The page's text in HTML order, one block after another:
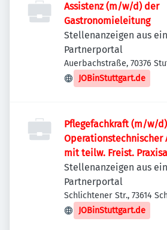
Assistenz (m/w/d) der
Gastronomieleitung
Stellenanzeigen aus
Partnerportal
Auerbachstraße, 70376
Deutschland
JOBinStuttgart.de
Pflegefachkraft (m/w/
mit teilw. Freist.
Stellenanzeigen aus
Partnerportal
Schlichtener Str., 73614
Deutschland
JOBinStuttgart.de